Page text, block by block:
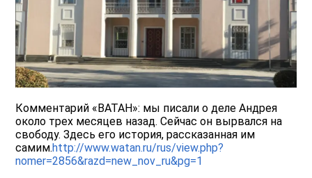
Комментарий «ВАТАН»: мы писали о деле Андрея
около трех месяцев назад. Сейчас он вырвался на
свободу. Здесь его история, рассказанная им
самим.http://www.watan.ru/rus/view.php?
nomer=2856&razd=new_nov_ru&pg=1